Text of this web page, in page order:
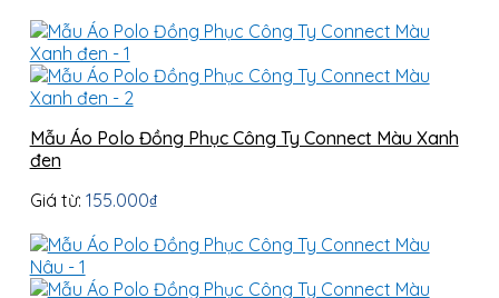
Mẫu Áo Polo Đồng Phục Công Ty Connect Màu Xanh
đen
Giá từ: 155.000₫